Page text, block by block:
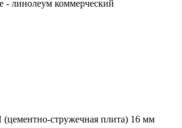
- линолеум коммерческий
стружечная плита) 16 мм